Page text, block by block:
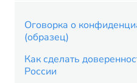
Оговорка о
(образец)
Как сделать
России